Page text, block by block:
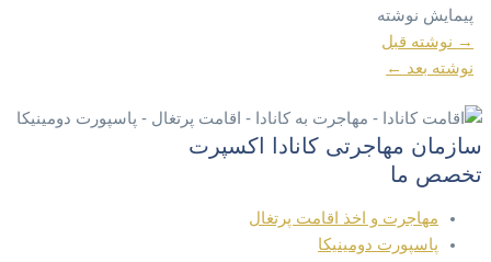
پیمایش نوشته
→ نوشته قبل
نوشته بعد ←
سازمان مهاجرتی کانادا اکسپرت
تخصص ما
مهاجرت و اخذ اقامت پرتغال
پاسپورت دومینیکا